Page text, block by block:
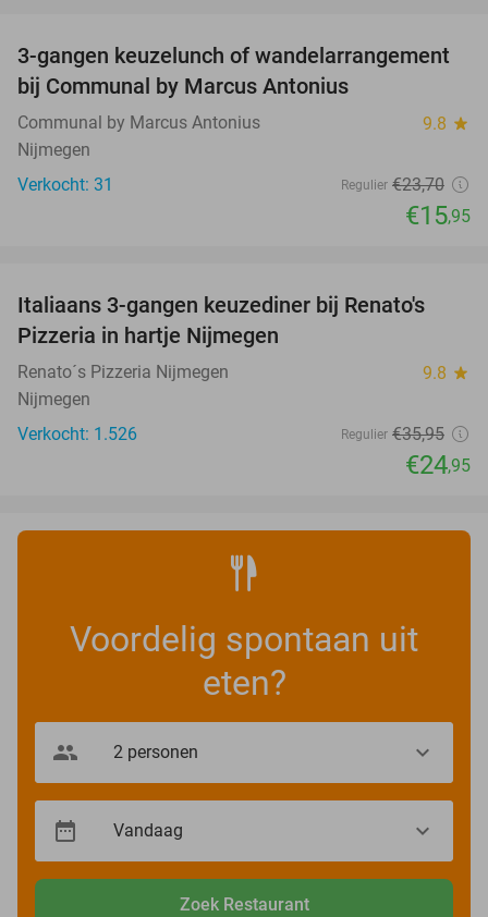
33%
3-gangen keuzelunch of wandelarrangement
bij Communal by Marcus Antonius
Communal by Marcus Antonius 9.8 star
Nijmegen
Verkocht: 31
Regulier €23,70
€15,95
31%
Italiaans 3-gangen keuzediner bij Renato's
Pizzeria in hartje Nijmegen
Renato´s Pizzeria Nijmegen 9.8 star
Nijmegen
Verkocht: 1.526
Regulier €35,95
€24,95
Voordelig spontaan uit
eten?
Zoek Restaurant